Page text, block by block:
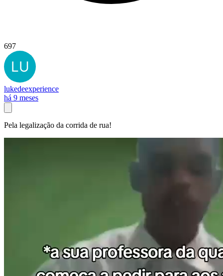
697
lukedeexperience
há 9 meses
Pela legalização da corrida de rua!